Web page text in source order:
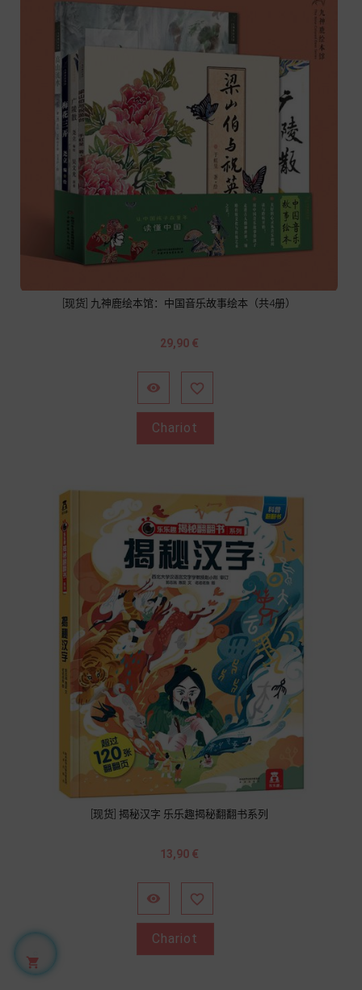
[现货] 九神鹿绘本馆：中国音乐故事绘本（共4册）
Prix
29,90 €
 
Chariot
[现货] 揭秘汉字 乐乐趣揭秘翻翻书系列
Prix
13,90 €
 
Chariot
